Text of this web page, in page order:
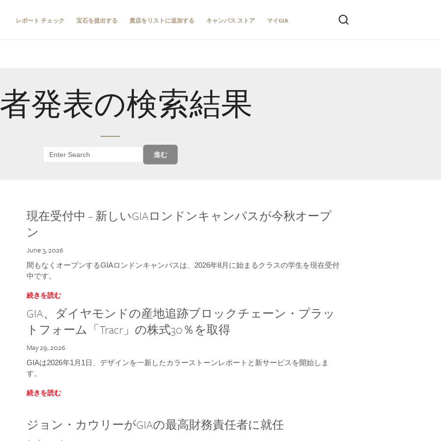
レポート チェック 宝石を提出する 貴店をリストに追加する キャンパス ストア マイGIA
発表の検索結果
進む
現在受付中 – 新しいGIAロンドンキャンパスが今秋オープ
ン
June 3, 2026
間もなくオープンするGIAロンドンキャンパスは、2026年8月に始まるクラスの学生を現在受付
中です。
続きを読む
GIA、ダイヤモンドの産地追跡ブロックチェーン・プラッ
トフォーム「Tracr」の株式30％を取得
May 29, 2026
GIAは2026年1月1日、デザインを一新したカラーストーンレポートと新サービスを開始しま
す。
続きを読む
ジョン・カウリーがGIAの最高財務責任者に就任